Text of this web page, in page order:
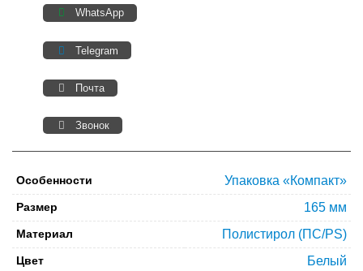
WhatsApp
Telegram
Почта
Звонок
Особенности Упаковка «Компакт»
Размер 165 мм
Материал Полистирол (ПС/PS)
Цвет Белый